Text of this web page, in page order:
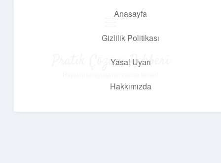
Anasayfa
Gizlilik Politikası
Yasal Uyarı
Hakkımızda
Pratik Çözüm Rehberi